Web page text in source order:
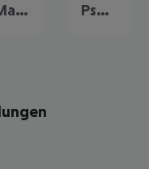
Mastichari Psalidi